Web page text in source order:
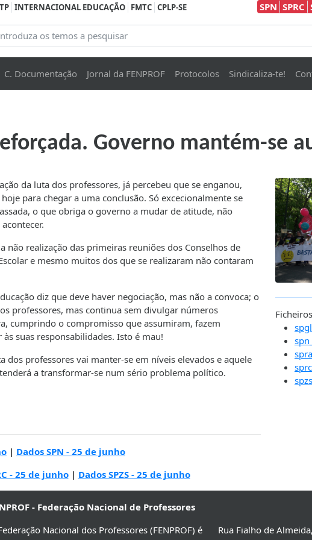
INTERNACIONAL EDUCAÇÃO FMTC CPLP-SE SPN SPRC
C. Documentação Jornal da FENPROF Protocolos Sindicaliza-te!
Governo mantém-se
da luta dos professores, já percebeu que se enganou,
para chegar a uma conclusão. Só excecionalmente se
o que obriga o governo a mudar de atitude, não
não realização das primeiras reuniões dos Conselhos de
e mesmo muitos dos que se realizaram não contaram
diz que deve haver negociação, mas não a convoca; o
professores, mas continua sem divulgar números
cumprindo o compromisso que assumiram, fazem
suas responsabilidades. Isto é mau!
professores vai manter-se em níveis elevados e aquele
a transformar-se num sério problema político.
| Dados SPN - 25 de junho
- 25 de junho| Dados SPZS - 25 de junho
Ficheiros
- Federação Nacional de Professores
Nacional dos Professores (FENPROF) é
Rua Fialho de